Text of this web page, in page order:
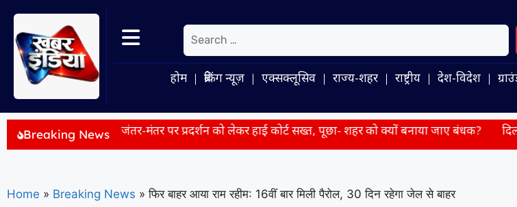
होम ब्रेकिंग न्यूज़ एक्सक्लूसिव राज्य-शहर राष्ट्रीय देश-विदेश
Breaking News
जोड़ी जंतर-मंतर पर प्रदर्शन को लेकर हाई कोर्ट सख्त, पूछा- शहर को क्यों बनाया जाए बंधक? दिल्ली-NCR में
Home » Breaking News » फिर बाहर आया राम रहीम: 16वीं बार मिली पैरोल, 30 दिन रहेगा जेल से बाहर